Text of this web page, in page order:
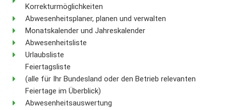
Korrekturmöglichkeiten
Abwesenheitsplaner, planen und verwalten
Monatskalender und Jahreskalender
Abwesenheitsliste
Urlaubsliste
Feiertagsliste
(alle für Ihr Bundesland oder den Betrieb relevanten
Feiertage im Überblick)
Abwesenheitsauswertung